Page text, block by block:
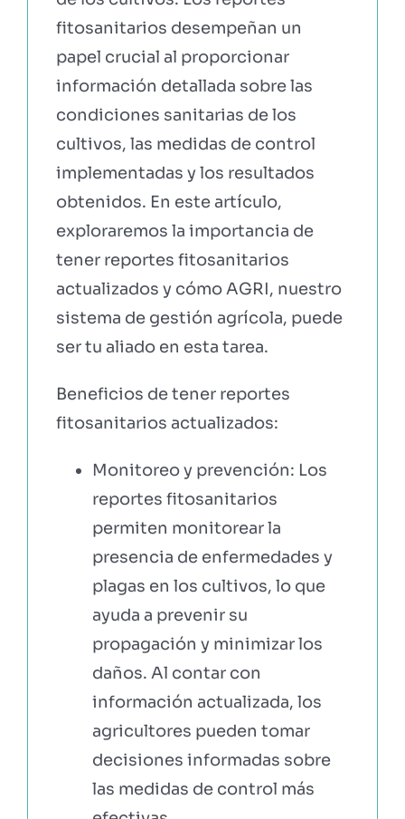
fitosanitarios desempeñan un
papel crucial al proporcionar
información detallada sobre las
condiciones sanitarias de los
cultivos, las medidas de control
implementadas y los resultados
obtenidos. En este artículo,
exploraremos la importancia de
tener reportes fitosanitarios
actualizados y cómo AGRI, nuestro
sistema de gestión agrícola, puede
ser tu aliado en esta tarea.
Beneficios de tener reportes
fitosanitarios actualizados:
Monitoreo y prevención: Los
reportes fitosanitarios
permiten monitorear la
presencia de enfermedades y
plagas en los cultivos, lo que
ayuda a prevenir su
propagación y minimizar los
daños. Al contar con
información actualizada, los
agricultores pueden tomar
decisiones informadas sobre
las medidas de control más